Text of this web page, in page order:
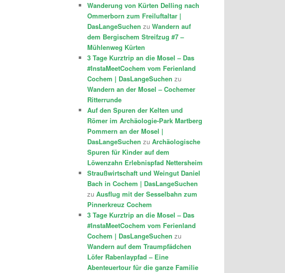
Wanderung von Kürten Delling nach
Ommerborn zum Freiluftaltar |
DasLangeSuchen zu Wandern auf
dem Bergischem Streifzug #7 –
Mühlenweg Kürten
3 Tage Kurztrip an die Mosel – Das
#InstaMeetCochem vom Ferienland
Cochem | DasLangeSuchen zu
Wandern an der Mosel – Cochemer
Ritterrunde
Auf den Spuren der Kelten und
Römer im Archäologie-Park Martberg
Pommern an der Mosel |
DasLangeSuchen zu Archäologische
Spuren für Kinder auf dem
Löwenzahn Erlebnispfad Nettersheim
Straußwirtschaft und Weingut Daniel
Bach in Cochem | DasLangeSuchen
zu Ausflug mit der Sesselbahn zum
Pinnerkreuz Cochem
3 Tage Kurztrip an die Mosel – Das
#InstaMeetCochem vom Ferienland
Cochem | DasLangeSuchen zu
Wandern auf dem Traumpfädchen
Löfer Rabenlaypfad – Eine
Abenteuertour für die ganze Familie